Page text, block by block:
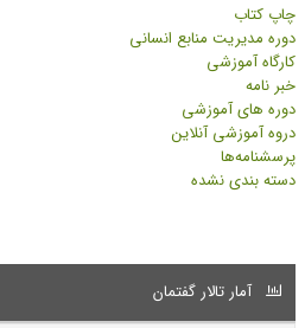
چاپ کتاب
دوره مدیریت منابع انسانی
کارگاه آموزشی
خبر نامه
دوره های آموزشی
دروه آموزشی آنلاین
پرسشنامه‌ها
دسته بندی نشده
آمار تالار گفتمان